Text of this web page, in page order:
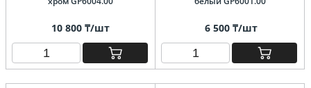
10 800 ₸/шт 6 500 ₸/шт